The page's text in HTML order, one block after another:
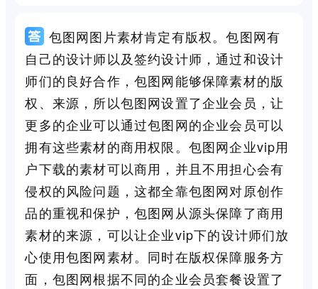
包图网图片素材肯定有版权。包图网有
自己的设计师以及签约设计师，通过和设计
师们的良好合作，包图网能够保障素材的版
权、来源，所以包图网设置了企业会员，让
更多的企业可以通过包图网的企业会员可以
拥有这些素材的商用权限。包图网企业vip用
户下载的素材可以商用，并且不用担心会有
侵权的风险问题，这都全靠包图网对原创作
品的重视和保护，包图网从源头保障了商用
素材的来源，可以让企业vip下的设计师们放
心使用包图网素材。同时在版权保障服务方
面，包图网根据不同的企业会员套餐设置了